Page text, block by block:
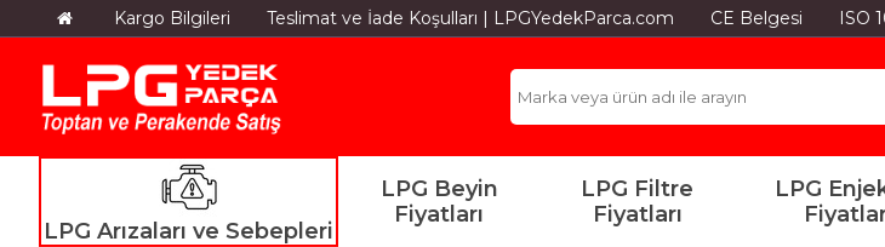
Kargo Bilgileri Teslimat ve İade Koşulları | LPGYedekParca.com CE Belgesi ISO
LPG Arızaları ve Sebepleri
LPG Beyin
Fiyatları
LPG Filtre
Fiyatları
LPG